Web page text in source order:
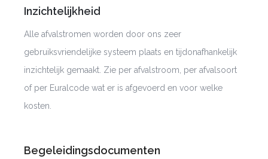
Inzichtelijkheid
Alle afvalstromen worden door ons zeer
gebruiksvriendelijke systeem plaats en tijdonafhankelijk
inzichtelijk gemaakt. Zie per afvalstroom, per afvalsoort
of per Euralcode wat er is afgevoerd en voor welke
kosten.
Begeleidingsdocumenten